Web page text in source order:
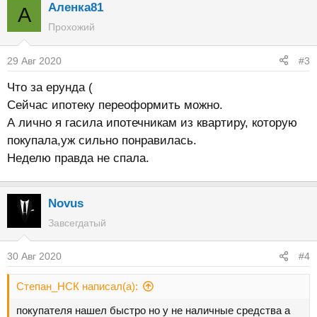
А Аленка81
Прохожий
29 Авг 2020 #3
Что за ерунда (
Сейчас ипотеку переоформить можно.
А лично я гасила ипотечникам из квартиру, которую
покупала,уж сильно понравилась.
Неделю правда не спала.
Novus
Завсегдатый
30 Авг 2020 #4
Степан_НСК написал(а):
покупателя нашел быстро но у не наличные средства а